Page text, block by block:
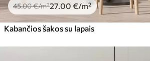
45.00€/m²27 .00 €/m²
Kabančios šakos su lapais